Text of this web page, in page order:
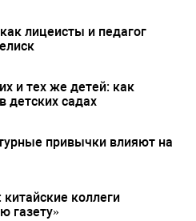
лицеисты и педагог
и тех же детей: как
детских садах
привычки влияют на
коллеги
газету»